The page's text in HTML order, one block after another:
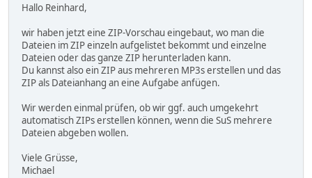
Hallo Reinhard,
wir haben jetzt eine ZIP-Vorschau eingebaut, wo man die
Dateien im ZIP einzeln aufgelistet bekommt und einzelne
Dateien oder das ganze ZIP herunterladen kann.
Du kannst also ein ZIP aus mehreren MP3s erstellen und das
ZIP als Dateianhang an eine Aufgabe anfügen.
Wir werden einmal prüfen, ob wir ggf. auch umgekehrt
automatisch ZIPs erstellen können, wenn die SuS mehrere
Dateien abgeben wollen.
Viele Grüsse,
Michael